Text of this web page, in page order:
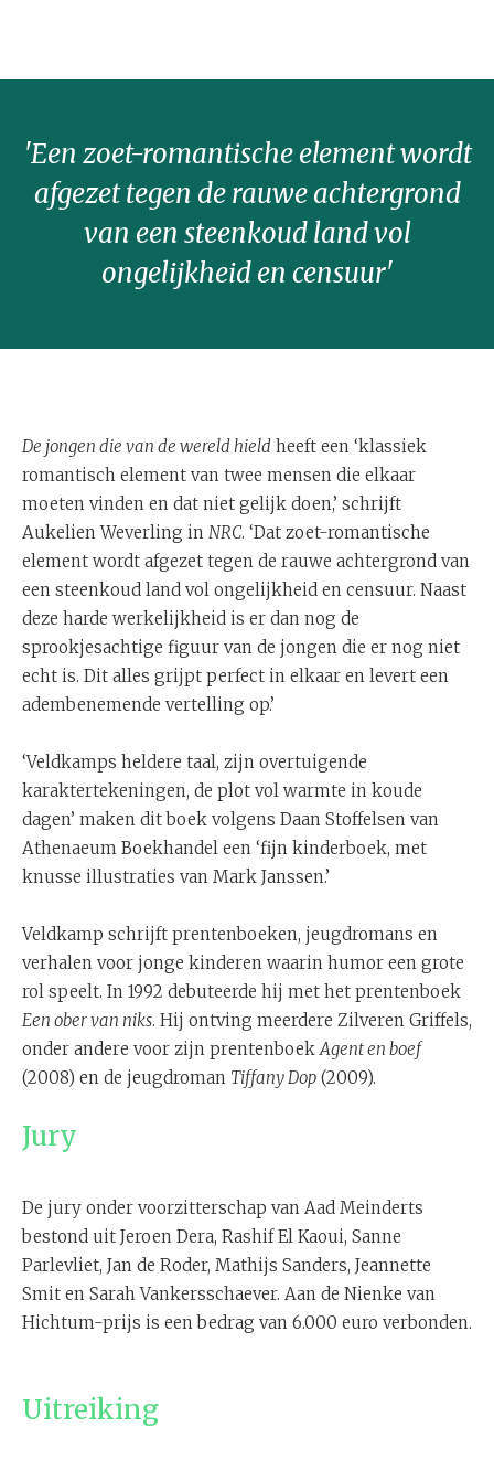
'Een zoet-romantische element wordt
afgezet tegen de rauwe achtergrond
van een steenkoud land vol
ongelijkheid en censuur'
De jongen die van de wereld hield heeft een ‘klassiek
romantisch element van twee mensen die elkaar
moeten vinden en dat niet gelijk doen,’ schrijft
Aukelien Weverling in NRC. ‘Dat zoet-romantische
element wordt afgezet tegen de rauwe achtergrond van
een steenkoud land vol ongelijkheid en censuur. Naast
deze harde werkelijkheid is er dan nog de
sprookjesachtige figuur van de jongen die er nog niet
echt is. Dit alles grijpt perfect in elkaar en levert een
adembenemende vertelling op.’
‘Veldkamps heldere taal, zijn overtuigende
karaktertekeningen, de plot vol warmte in koude
dagen’ maken dit boek volgens Daan Stoffelsen van
Athenaeum Boekhandel een ‘fijn kinderboek, met
knusse illustraties van Mark Janssen.’
Veldkamp schrijft prentenboeken, jeugdromans en
verhalen voor jonge kinderen waarin humor een grote
rol speelt. In 1992 debuteerde hij met het prentenboek
Een ober van niks. Hij ontving meerdere Zilveren Griffels,
onder andere voor zijn prentenboekAgent en boef
(2008) en de jeugdroman Tiffany Dop (2009).
Jury
De jury onder voorzitterschap van Aad Meinderts
bestond uit Jeroen Dera, Rashif El Kaoui, Sanne
Parlevliet, Jan de Roder, Mathijs Sanders, Jeannette
Smit en Sarah Vankersschaever. Aan de Nienke van
Hichtum-prijs is een bedrag van 6.000 euro verbonden.
Uitreiking